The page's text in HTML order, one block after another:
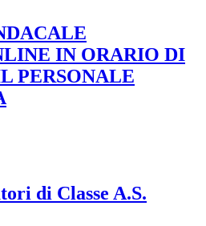
IN ORARIO DI
PERSONALE
di Classe A.S.